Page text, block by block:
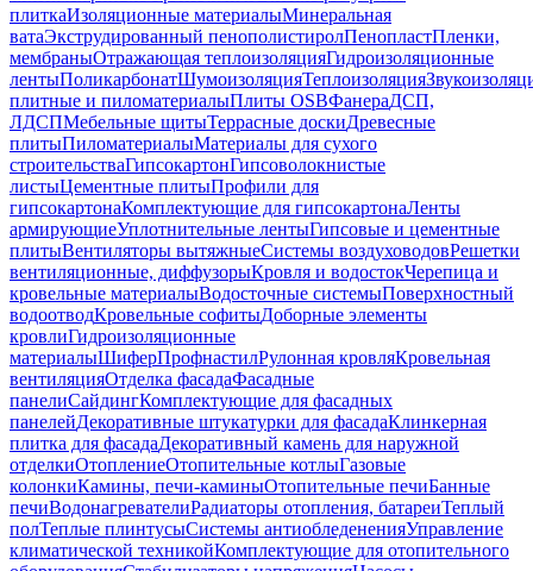
плиткаИзоляционные материалыМинеральная
ватаЭкструдированный пенополистиролПенопластПленки,
мембраныОтражающая теплоизоляцияГидроизоляционные
лентыПоликарбонатШумоизоляцияТеплоизоляция
плитные и пиломатериалыПлиты OSBФанераДСП,
ЛДСПМебельные щитыТеррасные доскиДревесные
плитыПиломатериалыМатериалы для сухого
строительстваГипсокартонГипсоволокнистые
листыЦементные плитыПрофили для
гипсокартонаКомплектующие для гипсокартонаЛенты
армирующиеУплотнительные лентыГипсовые и цементные
плитыВентиляторы вытяжныеСистемы воздуховодовРешетки
вентиляционные, диффузорыКровля и водостокЧерепица и
кровельные материалыВодосточные системыПоверхностный
водоотводКровельные софитыДоборные элементы
кровлиГидроизоляционные
материалыШиферПрофнастилРулонная кровляКровельная
вентиляцияОтделка фасадаФасадные
панелиСайдингКомплектующие для фасадных
панелейДекоративные штукатурки для фасадаКлинкерная
плитка для фасадаДекоративный камень для наружной
отделкиОтоплениеОтопительные котлыГазовые
колонкиКамины, печи-каминыОтопительные печиБанные
печиВодонагревателиРадиаторы отопления, батареиТеплый
полТеплые плинтусыСистемы антиобледененияУправление
климатической техникойКомплектующие для отопительного